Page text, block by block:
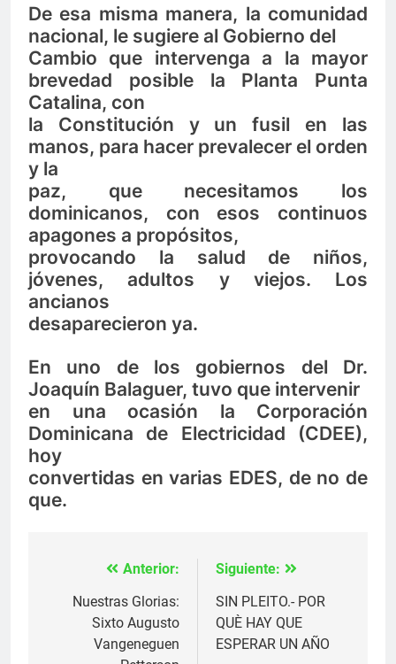
De esa misma manera, la comunidad
nacional, le sugiere al Gobierno del
Cambio que intervenga a la mayor
brevedad posible la Planta Punta
Catalina, con
la Constitución y un fusil en las
manos, para hacer prevalecer el orden
y la
paz, que necesitamos los
dominicanos, con esos continuos
apagones a propósitos,
provocando la salud de niños,
jóvenes, adultos y viejos. Los
ancianos
desaparecieron ya.
En uno de los gobiernos del Dr.
Joaquín Balaguer, tuvo que intervenir
en una ocasión la Corporación
Dominicana de Electricidad (CDEE),
hoy
convertidas en varias EDES, de no de
que.
Navegación
entradas
Anterior:
Nuestras Glorias:
Sixto Augusto
Vangeneguen
Siguiente:
SIN PLEITO.- POR
QUÈ HAY QUE
ESPERAR UN AÑO